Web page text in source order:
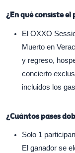
¿En qué consiste el
El OXXO
Muerto en
y regreso,
concierto
incluidos los
¿Cuántos pases
Solo 1
El ganador se